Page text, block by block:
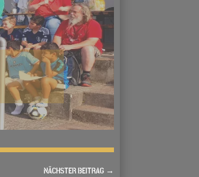
NÄCHSTER BEITRAG→